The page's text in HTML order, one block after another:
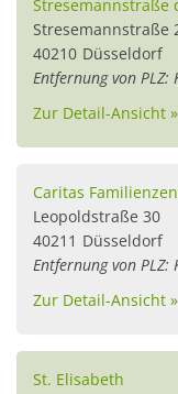
Stresemannstraße
Stresemannstraße
40210 Düsseldorf
Entfernung von PLZ:
Zur Detail-Ansicht »
Caritas
Leopoldstraße 30
40211 Düsseldorf
Entfernung von PLZ:
Zur Detail-Ansicht »
St. Elisabeth